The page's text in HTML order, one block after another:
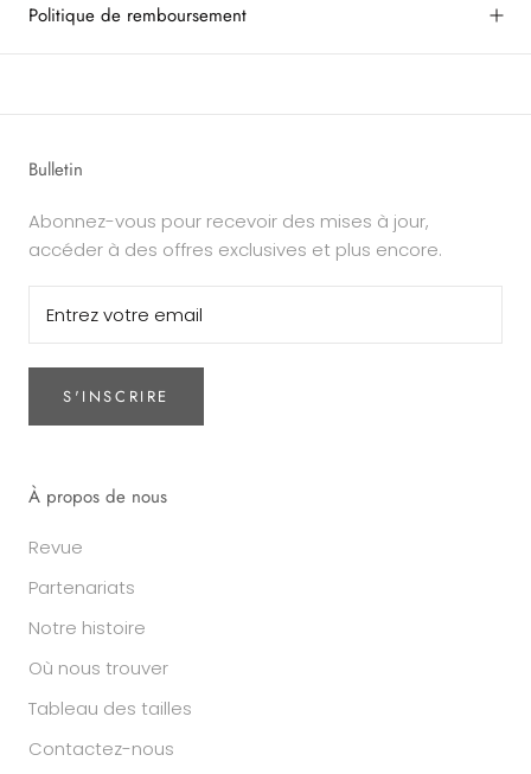
Politique de remboursement
Bulletin
Abonnez-vous pour recevoir des mises à jour,
accéder à des offres exclusives et plus encore.
S'INSCRIRE
À propos de nous
Revue
Partenariats
Notre histoire
Où nous trouver
Tableau des tailles
Contactez-nous